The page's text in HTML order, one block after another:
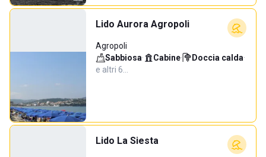
Lido Aurora Agropoli
Agropoli
Sabbiosa· Cabine· Doccia calda·
e altri 6…
Lido La Siesta